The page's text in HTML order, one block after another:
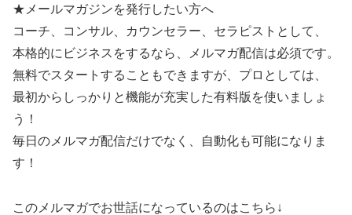
★メールマガジンを発行したい方へ
コーチ、コンサル、カウンセラー、セラピストとして、
本格的にビジネスをするなら、メルマガ配信は必須です。
無料でスタートすることもできますが、プロとしては、
最初からしっかりと機能が充実した有料版を使いましょ
う！
毎日のメルマガ配信だけでなく、自動化も可能になりま
す！
このメルマガでお世話になっているのはこちら↓